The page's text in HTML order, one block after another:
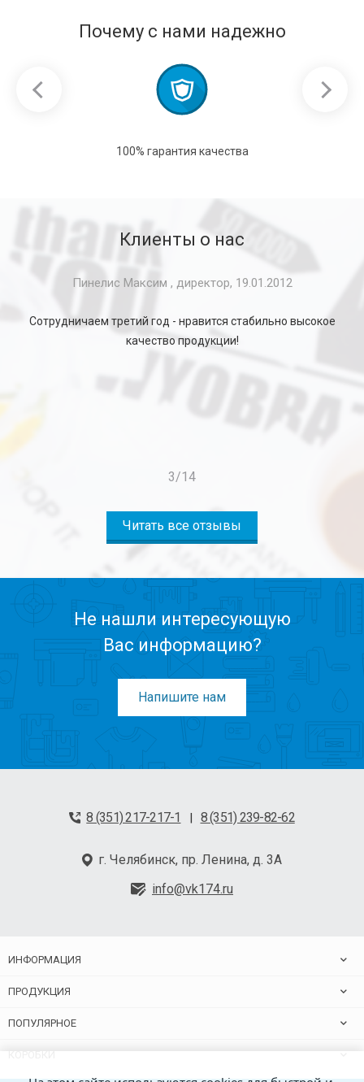
Почему с нами надежно
100% гарантия качества
Клиенты о нас
Аристов Андрей, генеральный директор, 24.01.2012
Все заказы выполняются точно вовремя и в нужном
количестве. Рекомендуем!
4/14
Читать все отзывы
Не нашли интересующую
Вас информацию?
Напишите нам
8 (351) 217-217-1 | 8 (351) 239-82-62
г. Челябинск, пр. Ленина, д. 3А
info@vk174.ru
ИНФОРМАЦИЯ
ПРОДУКЦИЯ
ПОПУЛЯРНОЕ